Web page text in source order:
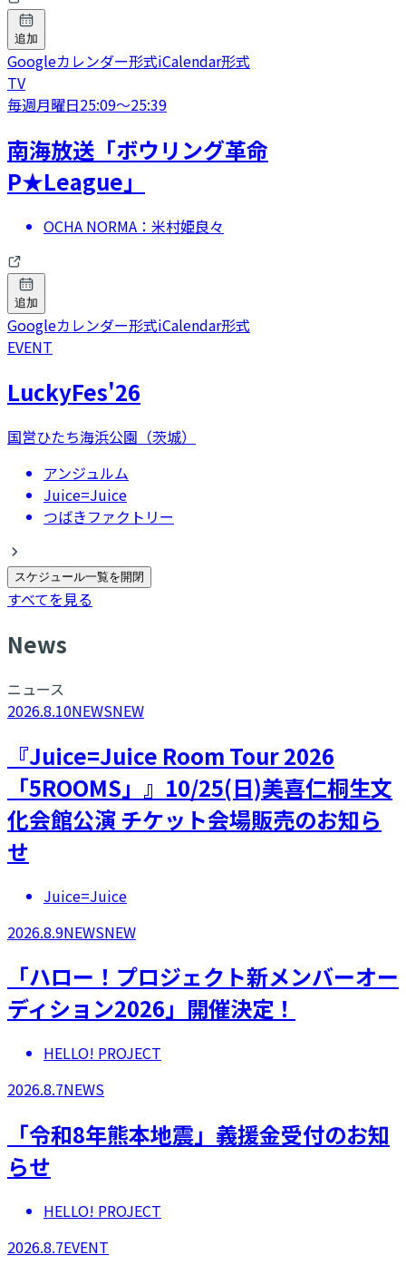
追加
Googleカレンダー形式iCalendar形式
TV
毎週月曜日25:09〜25:39
南海放送「ボウリング革命
P★League」
OCHA NORMA：米村姫良々
追加
Googleカレンダー形式iCalendar形式
EVENT
LuckyFes'26
国営ひたち海浜公園（茨城）
アンジュルム
Juice=Juice
つばきファクトリー
スケジュール一覧を開閉
すべてを見る
News
ニュース
2026.8.10NEWSNEW
『Juice=Juice Room Tour 2026
「5ROOMS」』10/25(日)美喜仁桐生文
化会館公演 チケット会場販売のお知ら
せ
Juice=Juice
2026.8.9NEWSNEW
「ハロー！プロジェクト新メンバーオー
ディション2026」開催決定！
HELLO! PROJECT
2026.8.7NEWS
「令和8年熊本地震」義援金受付のお知
らせ
HELLO! PROJECT
2026.8.7EVENT